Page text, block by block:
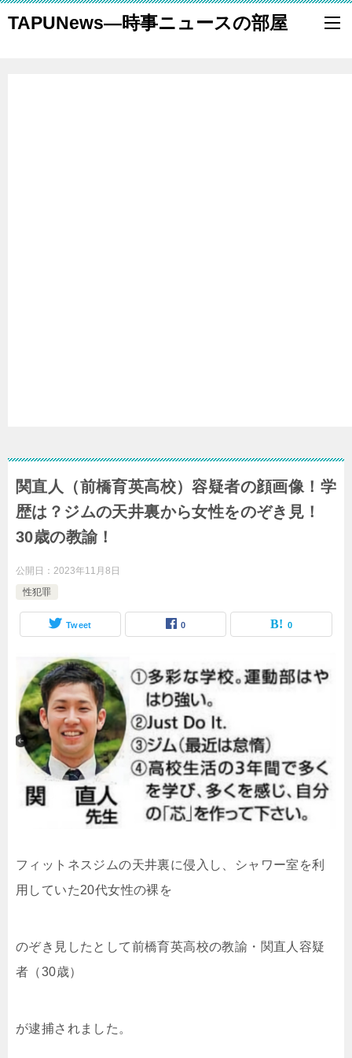
TAPUNews―時事ニュースの部屋
関直人（前橋育英高校）容疑者の顔画像！学
歴は？ジムの天井裏から女性をのぞき見！
30歳の教諭！
公開日： 2023年11月8日
性犯罪
Tweet 0 0
フィットネスジムの天井裏に侵入し、シャワー室を利
用していた20代女性の裸を
のぞき見したとして前橋育英高校の教諭・関直人容疑
者（30歳）
が逮捕されました。